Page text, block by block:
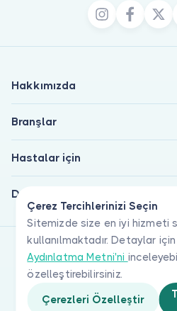
Çerez Tercihlerinizi Seçin
Sitemizde size en iyi hizmeti
kullanılmaktadır. Detaylar için
Aydınlatma Metni'ni
özelleştirebilirsiniz.
Çerezleri Özelleştir
Hakkımızda
Branşlar
Hastalar için
Doktorlar için